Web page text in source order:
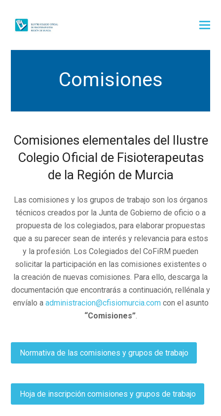
Comisiones
Comisiones elementales del Ilustre
Colegio Oficial de Fisioterapeutas
de la Región de Murcia
Las comisiones y los grupos de trabajo son los órganos
técnicos creados por la Junta de Gobierno de oficio o a
propuesta de los colegiados, para elaborar propuestas
que a su parecer sean de interés y relevancia para estos
y la profesión. Los Colegiados del CoFiRM pueden
solicitar la participación en las comisiones existentes o
la creación de nuevas comisiones. Para ello, descarga la
documentación que encontrarás a continuación, rellénala y
envíalo a administracion@cfisiomurcia.comcon el asunto
“Comisiones”.
Normativa de las comisiones y grupos de trabajo
Hoja de inscripción comisiones y grupos de trabajo